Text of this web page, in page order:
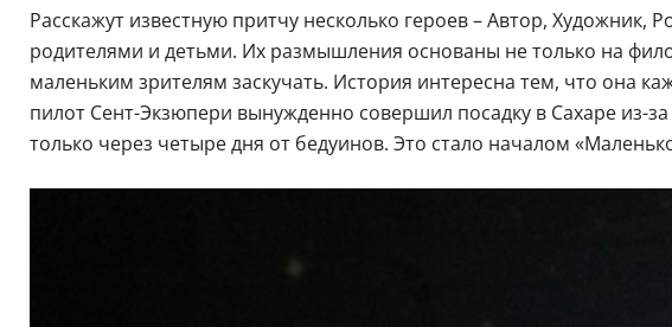
Расскажут известную притчу несколько героев – Автор,
родителями и детьми. Их размышления основаны не только на
маленьким зрителям заскучать. История интересна тем, что она
пилот Сент-Экзюпери вынужденно совершил посадку в Сахаре из-
только через четыре дня от бедуинов. Это стало началом